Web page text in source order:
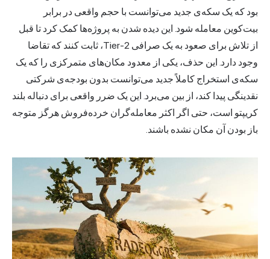
بود که یک سکه‌ی جدید می‌توانست با حجم واقعی در برابر
بیت‌کوین معامله شود. این دیده شدن به پروژه‌ها کمک کرد تا قبل
از تلاش برای صعود به یک صرافی Tier-2، ثابت کنند که تقاضا
وجود دارد. این حذف، یکی از معدود مکان‌های متمرکزی را که یک
سکه‌ی استخراج کاملاً جدید می‌توانست بدون بودجه‌ی شرکتی
نقدینگی پیدا کند، از بین می‌برد. این یک ضرر واقعی برای دنباله بلند
کریپتو است، حتی اگر اکثر معامله‌گران خرده‌فروش هرگز متوجه
باز بودن آن مکان نشده باشند.